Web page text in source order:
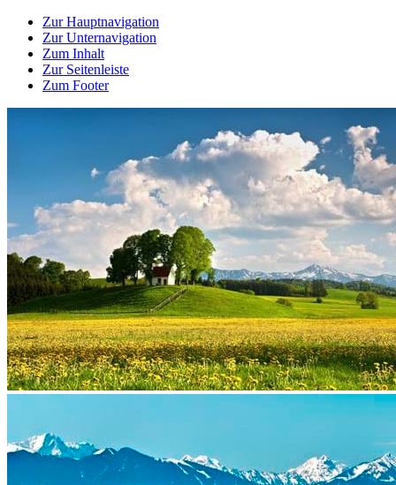
Zur Hauptnavigation
Zur Unternavigation
Zum Inhalt
Zur Seitenleiste
Zum Footer